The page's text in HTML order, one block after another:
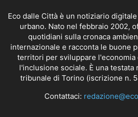
Eco dalle Città è un notiziario
urbano. Nato nel febbraio 2002,
quotidiani sulla cronaca
internazionale e racconta le buone
territori per sviluppare
l'inclusione sociale. È una testata
tribunale di Torino (iscrizione n.
Contattaci: